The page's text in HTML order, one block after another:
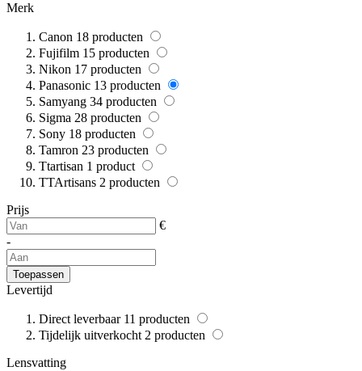
Merk
Canon 18 producten
Fujifilm 15 producten
Nikon 17 producten
Panasonic 13 producten
Samyang 34 producten
Sigma 28 producten
Sony 18 producten
Tamron 23 producten
Ttartisan 1 product
TTArtisans 2 producten
Prijs
€
-
Toepassen
Levertijd
Direct leverbaar 11 producten
Tijdelijk uitverkocht 2 producten
Lensvatting